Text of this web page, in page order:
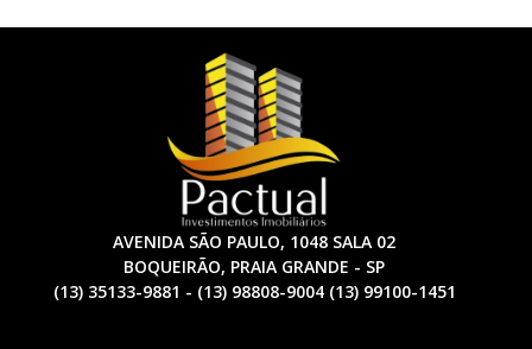
AVENIDA SÃO PAULO, 1048 SALA 02
BOQUEIRÃO, PRAIA GRANDE - SP
(13) 35133-9881 - (13) 98808-9004 (13) 99100-1451